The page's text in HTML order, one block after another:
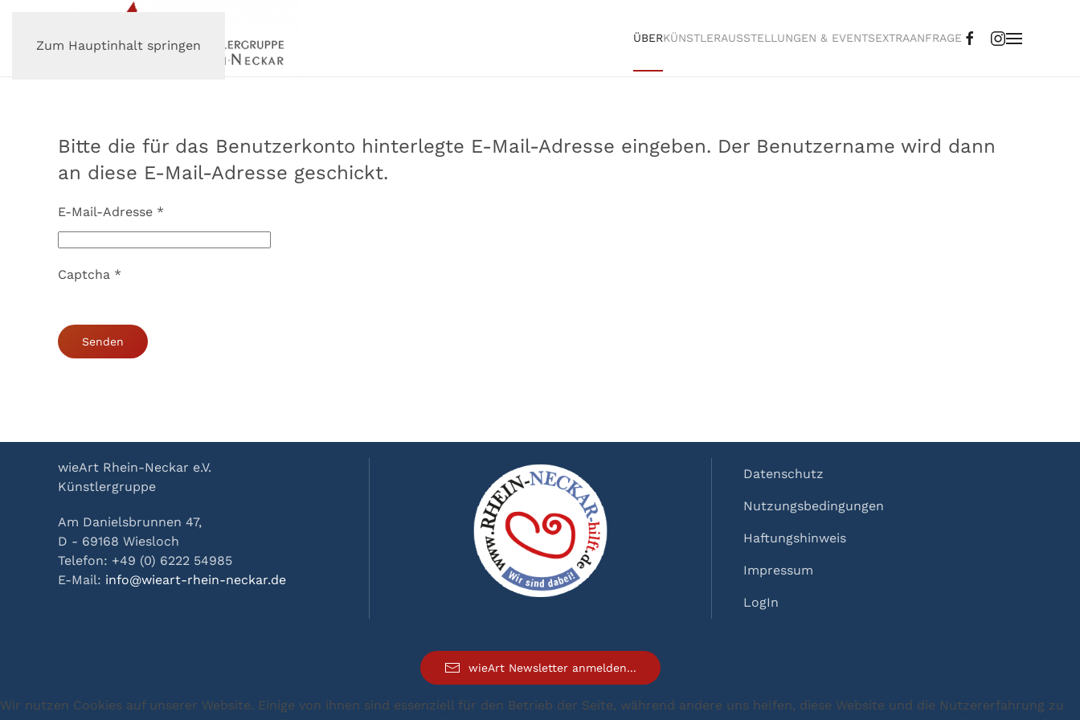
Zum Hauptinhalt springen ÜBERKÜNSTLERAUSSTELLUNGEN & EVENTSEXTRAANFRAGE
Bitte die für das Benutzerkonto hinterlegte E-Mail-Adresse eingeben. Der Benutzername wird dann
an diese E-Mail-Adresse geschickt.
E-Mail-Adresse *
Captcha *
Senden
wieArt Rhein-Neckar e.V.
Künstlergruppe
Am Danielsbrunnen 47,
D - 69168 Wiesloch
Telefon: +49 (0) 6222 54985
E-Mail: info@wieart-rhein-neckar.de
Datenschutz
Nutzungsbedingungen
Haftungshinweis
Impressum
LogIn
wieArt Newsletter anmelden...
Wir nutzen Cookies auf unserer Website. Einige von ihnen sind essenziell für den Betrieb der Seite, während andere uns helfen, diese Website und die Nutzererfahrung zu